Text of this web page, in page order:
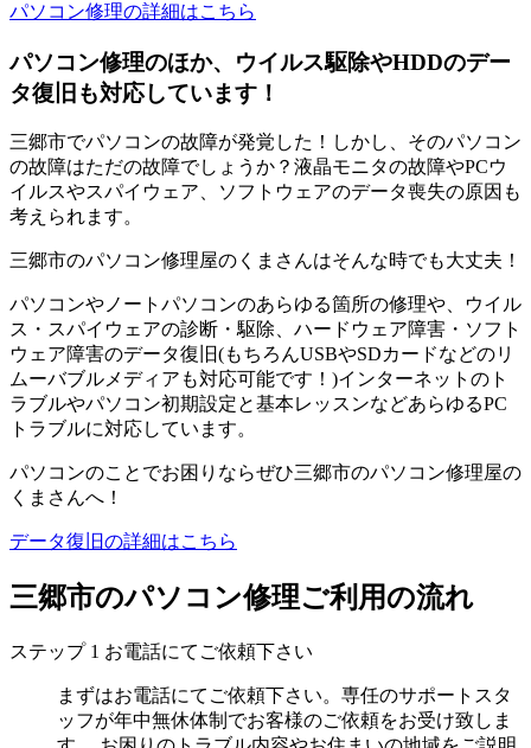
パソコン修理の詳細はこちら
パソコン修理のほか、ウイルス駆除やHDDのデー
タ復旧も対応しています！
三郷市でパソコンの故障が発覚した！しかし、そのパソコン
の故障はただの故障でしょうか？液晶モニタの故障やPCウ
イルスやスパイウェア、ソフトウェアのデータ喪失の原因も
考えられます。
三郷市のパソコン修理屋のくまさんはそんな時でも大丈夫！
パソコンやノートパソコンのあらゆる箇所の修理や、ウイル
ス・スパイウェアの診断・駆除、ハードウェア障害・ソフト
ウェア障害のデータ復旧(もちろんUSBやSDカードなどのリ
ムーバブルメディアも対応可能です！)インターネットのト
ラブルやパソコン初期設定と基本レッスンなどあらゆるPC
トラブルに対応しています。
パソコンのことでお困りならぜひ三郷市のパソコン修理屋の
くまさんへ！
データ復旧の詳細はこちら
三郷市のパソコン修理ご利用の流れ
ステップ 1 お電話にてご依頼下さい
まずはお電話にてご依頼下さい。専任のサポートスタ
ッフが年中無休体制でお客様のご依頼をお受け致しま